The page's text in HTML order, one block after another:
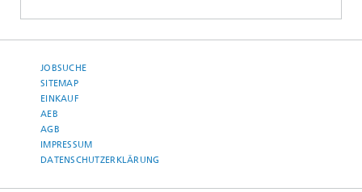
JOBSUCHE
SITEMAP
EINKAUF
AEB
AGB
IMPRESSUM
DATENSCHUTZERKLÄRUNG